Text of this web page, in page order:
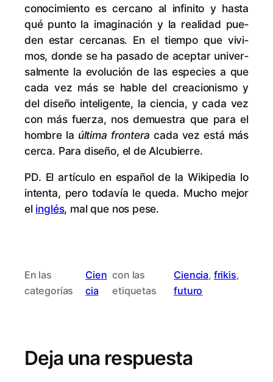
co­no­ci­mien­to es cer­cano al in­fi­ni­to y has­ta
qué pun­to la ima­gi­na­ción y la reali­dad pue­
den es­tar cer­ca­nas. En el tiem­po que vi­vi­
mos, don­de se ha pa­sa­do de acep­tar uni­ver­
sal­men­te la evo­lu­ción de las es­pe­cies a que
ca­da vez más se ha­ble del crea­cio­nis­mo y
del di­se­ño in­te­li­gen­te, la cien­cia, y ca­da vez
con más fuer­za, nos de­mues­tra que pa­ra el
hom­bre la úl­ti­ma fron­te­raca­da vez es­tá más
cer­ca. Pa­ra di­se­ño, el de Alcubierre.
PD. El ar­tícu­lo en es­pa­ñol de la Wi­ki­pe­dia lo
in­ten­ta, pe­ro to­da­vía le que­da. Mu­cho me­jor
el in­glés, mal que nos pese.
En las
categorías
Cien
cia
con las
etiquetas
Ciencia, frikis
futuro
Deja una respuesta